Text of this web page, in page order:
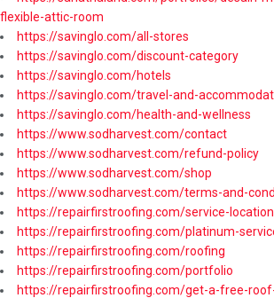
flexible-attic-room
https://savinglo.com/all-stores
https://savinglo.com/discount-category
https://savinglo.com/hotels
https://savinglo.com/travel-and-
https://savinglo.com/health-and-wellness
https://www.sodharvest.com/contact
https://www.sodharvest.com/refund-policy
https://www.sodharvest.com/shop
https://www.sodharvest.com/terms-and-
https://repairfirstroofing.com/service-
https://repairfirstroofing.com/platinum-
https://repairfirstroofing.com/roofing
https://repairfirstroofing.com/portfolio
https://repairfirstroofing.com/get-a-free-